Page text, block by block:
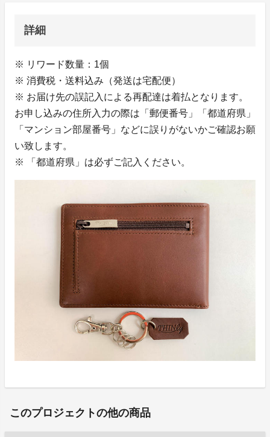
詳細
※ リワード数量：1個
※ 消費税・送料込み（発送は宅配便）
※ お届け先の誤記入による再配達は着払となります。
お申し込みの住所入力の際は「郵便番号」「都道府県」
「マンション部屋番号」などに誤りがないかご確認お願
い致します。
※ 「都道府県」は必ずご記入ください。
このプロジェクトの他の商品